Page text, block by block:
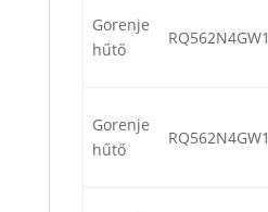
Gorenje
hűtő
RQ562N4GW1
Gorenje
hűtő
RQ562N4GW1